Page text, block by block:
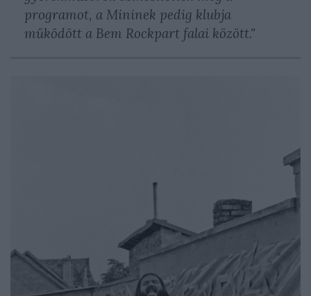
programot, a Mininek pedig klubja
működött a Bem Rockpart falai között."